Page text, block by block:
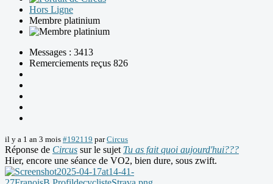
Hors Ligne
Membre platinium
Messages : 3413
Remerciements reçus 826
il y a 1 an 3 mois #192119 parCircus
Réponse de Circus sur le sujet Tu as fait quoi aujourd'hui???
Hier, encore une séance de VO2, bien dure, sous zwift.